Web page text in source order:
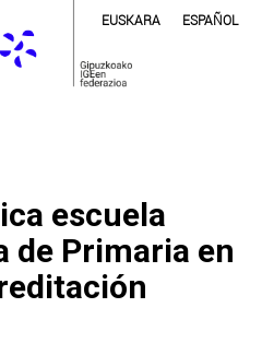
EUSKARA ESPAÑOL
escuela
de Primaria en